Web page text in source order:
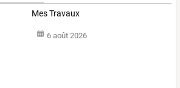
Mes Travaux
6 août 2026